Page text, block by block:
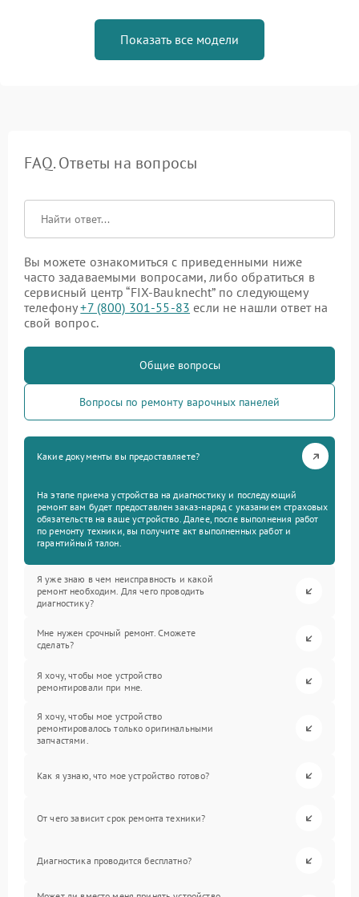
Показать все модели
FAQ. Ответы на вопросы
Вы можете ознакомиться с приведенными ниже
часто задаваемыми вопросами, либо обратиться в
сервисный центр “FIX-Bauknecht” по следующему
телефону+7 (800) 301-55-83 если не нашли ответ на
свой вопрос.
Общие вопросы
Вопросы по ремонту варочных панелей
Какие документы вы предоставляете?
На этапе приема устройства на диагностику и последующий
ремонт вам будет предоставлен заказ-наряд с указанием страховых
обязательств на ваше устройство. Далее, после выполнения работ
по ремонту техники, вы получите акт выполненных работ и
гарантийный талон.
Я уже знаю в чем неисправность и какой
ремонт необходим. Для чего проводить
диагностику?
Мне нужен срочный ремонт. Сможете
сделать?
Я хочу, чтобы мое устройство
ремонтировали при мне.
Я хочу, чтобы мое устройство
ремонтировалось только оригинальными
запчастями.
Как я узнаю, что мое устройство готово?
От чего зависит срок ремонта техники?
Диагностика проводится бесплатно?